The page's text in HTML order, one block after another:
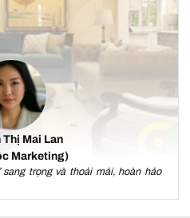
Thị Mai Lan
Marketing)
trọng và thoải mái, hoàn hảo